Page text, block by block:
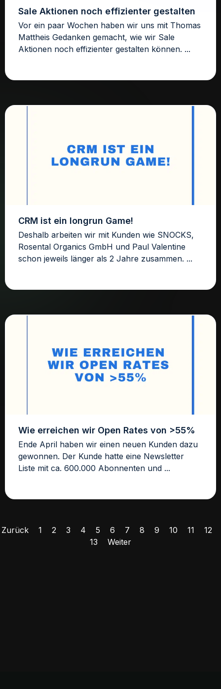
Sale Aktionen noch effizienter gestalten
Vor ein paar Wochen haben wir uns mit Thomas
Mattheis Gedanken gemacht, wie wir Sale
Aktionen noch effizienter gestalten können. ...
CRM ist ein longrun Game!
Deshalb arbeiten wir mit Kunden wie SNOCKS,
Rosental Organics GmbH und Paul Valentine
schon jeweils länger als 2 Jahre zusammen. ...
Wie erreichen wir Open Rates von >55%
Ende April haben wir einen neuen Kunden dazu
gewonnen. Der Kunde hatte eine Newsletter
Liste mit ca. 600.000 Abonnenten und ...
Zurück 1 2 3 4 5 6 7 8 9 10 11
12
13
Weiter